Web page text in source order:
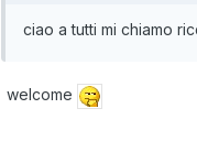
ciao a tutti mi chiamo
welcome